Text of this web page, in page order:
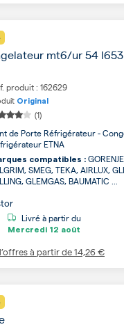
mt6/ur 54
produit : 162629
Original
(1)
de Porte Réfrigérateur -
ETNA
compatibles :
SMEG, TEKA, AIRLUX,
GLEMGAS, BAUMATIC ...
Livré à partir du
Mercredi 12 août
à partir de14,26 €